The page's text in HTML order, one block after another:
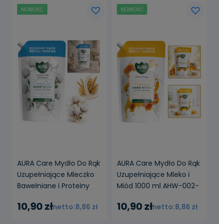
AURA Care Mydło Do Rąk
Uzupełniające Mleczko
Bawełniane i Proteiny
10,90 zł 8,86 zł
NOWOŚĆ
AURA Care Mydło Do Rąk
Uzupełniające Mleko i
Miód 1000 ml AHW-002-
10,90 zł 8,86 zł
NOWOŚĆ